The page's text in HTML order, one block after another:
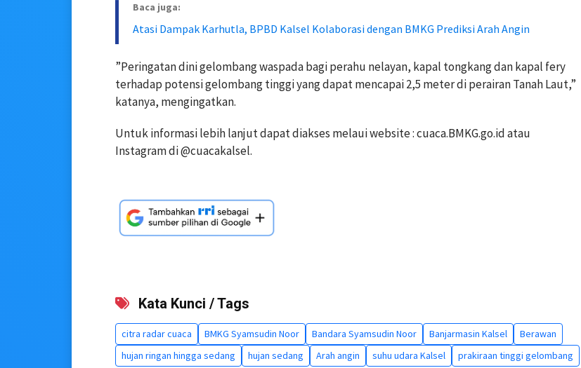
Baca juga:
Atasi Dampak Karhutla, BPBD Kalsel Kolaborasi dengan BMKG Prediksi Arah Angin
”Peringatan dini gelombang waspada bagi perahu nelayan, kapal tongkang dan kapal fery
terhadap potensi gelombang tinggi yang dapat mencapai 2,5 meter di perairan Tanah Laut,”
katanya, mengingatkan.
Untuk informasi lebih lanjut dapat diakses melaui website : cuaca.BMKG.go.id atau
Instagram di @cuacakalsel.
Kata Kunci / Tags
citra radar cuaca BMKG Syamsudin Noor Bandara Syamsudin Noor Banjarmasin Kalsel
Berawan
hujan ringan hingga sedang
hujan sedang Arah angin suhu udara Kalsel prakiraan tinggi gelombang